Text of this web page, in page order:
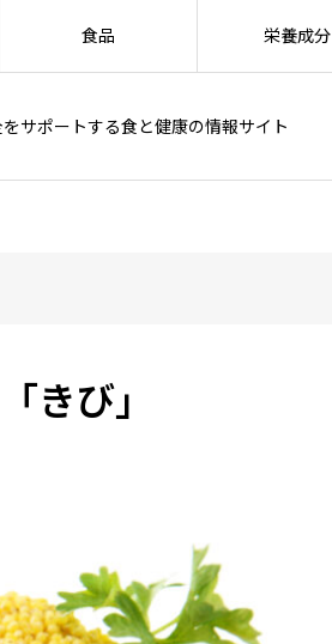
サポートする食と健康の情報サイト
食品 栄養成分
きび」